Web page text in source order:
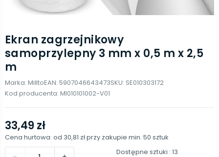
Ekran zagrzejnikowy
samoprzylepny 3 mm x 0,5 m x 2,5
m
Marka: MilltoEAN: 5907046643473SKU: SE010303172
Kod producenta: MI010101002-V01
33,49 zł
Cena hurtowa: od 30,81 złprzy zakupie min. 50 sztuk
Dostępne sztuki : 13